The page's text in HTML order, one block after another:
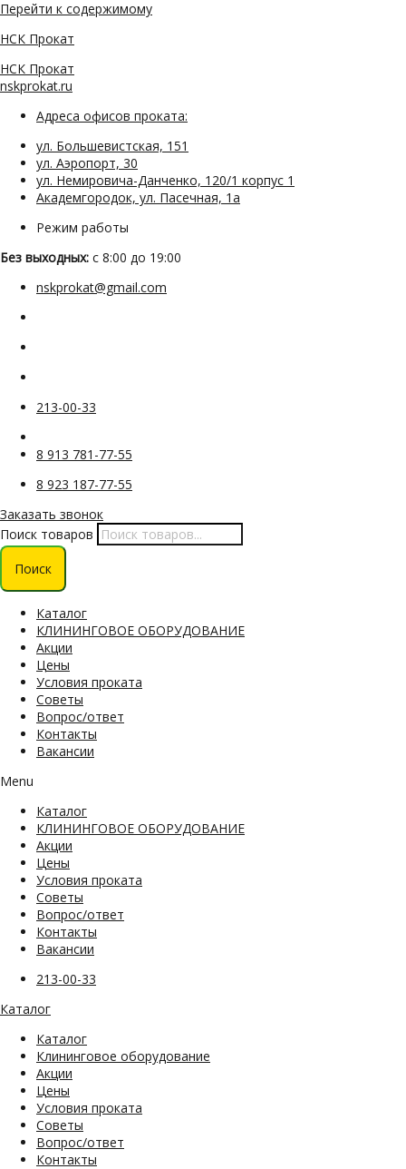
Перейти к содержимому
НСК Прокат
НСК Прокат
nskprokat.ru
Адреса офисов проката:
ул. Большевистская, 151
ул. Аэропорт, 30
ул. Немировича-Данченко, 120/1 корпус 1
Академгородок, ул. Пасечная, 1а
Режим работы
Без выходных: с 8:00 до 19:00
nskprokat@gmail.com
213-00-33
8 913 781-77-55
8 923 187-77-55
Заказать звонок
Поиск товаров
Поиск
Каталог
КЛИНИНГОВОЕ ОБОРУДОВАНИЕ
Акции
Цены
Условия проката
Советы
Вопрос/ответ
Контакты
Вакансии
Menu
Каталог
КЛИНИНГОВОЕ ОБОРУДОВАНИЕ
Акции
Цены
Условия проката
Советы
Вопрос/ответ
Контакты
Вакансии
213-00-33
Каталог
Каталог
Клининговое оборудование
Акции
Цены
Условия проката
Советы
Вопрос/ответ
Контакты